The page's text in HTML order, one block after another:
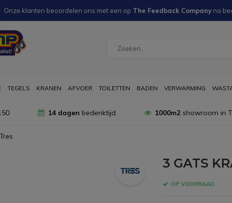
Onze klanten beoordelen ons met een op The Feedback Company na
TEGELS KRANEN AFVOER TOILETTEN BADEN VERWARMING
14 dagen bedenktijd 1000m2showroom in
3 GATS
OP VOORRAAD